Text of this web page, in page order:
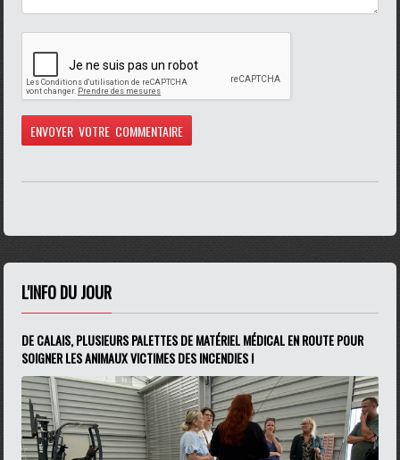
L'INFO DU JOUR
DE CALAIS, PLUSIEURS PALETTES DE MATÉRIEL MÉDICAL EN ROUTE POUR
SOIGNER LES ANIMAUX VICTIMES DES INCENDIES !